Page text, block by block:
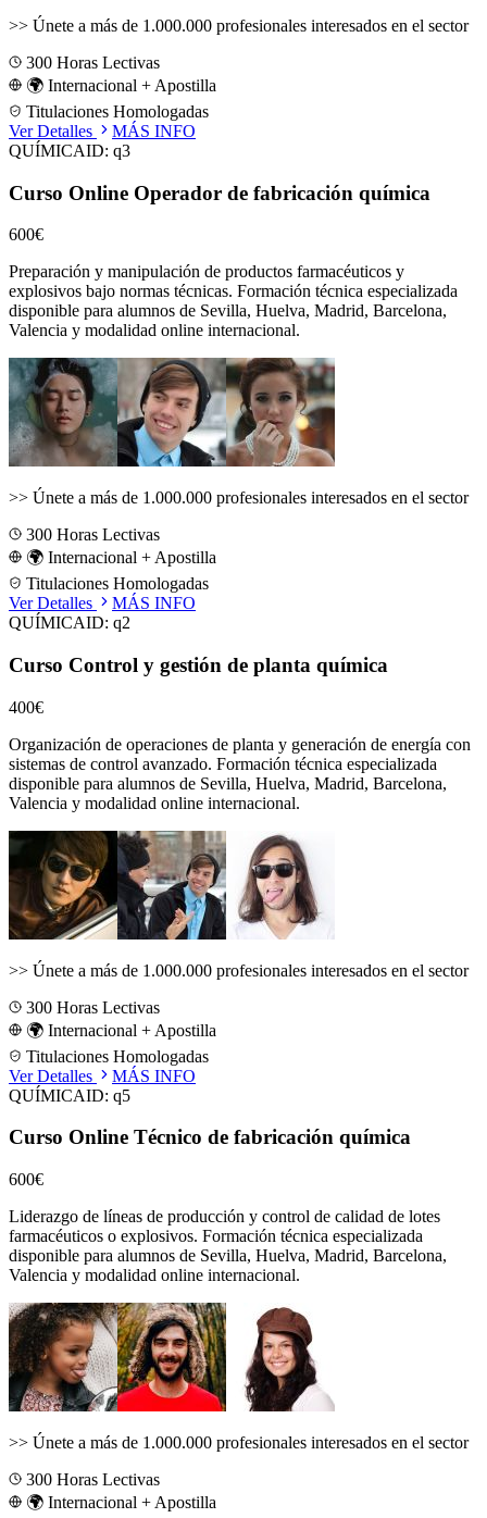
>> Únete a más de 1.000.000 profesionales interesados en el sector
300 Horas Lectivas
🌍 Internacional + Apostilla
Titulaciones Homologadas
Ver Detalles
MÁS INFO
QUÍMICAID: q3
Curso Online Operador de fabricación química
600€
Preparación y manipulación de productos farmacéuticos y
explosivos bajo normas técnicas. Formación técnica especializada
disponible para alumnos de Sevilla, Huelva, Madrid, Barcelona,
Valencia y modalidad online internacional.
>> Únete a más de 1.000.000 profesionales interesados en el sector
300 Horas Lectivas
🌍 Internacional + Apostilla
Titulaciones Homologadas
Ver Detalles
MÁS INFO
QUÍMICAID: q2
Curso Control y gestión de planta química
400€
Organización de operaciones de planta y generación de energía con
sistemas de control avanzado. Formación técnica especializada
disponible para alumnos de Sevilla, Huelva, Madrid, Barcelona,
Valencia y modalidad online internacional.
>> Únete a más de 1.000.000 profesionales interesados en el sector
300 Horas Lectivas
🌍 Internacional + Apostilla
Titulaciones Homologadas
Ver Detalles
MÁS INFO
QUÍMICAID: q5
Curso Online Técnico de fabricación química
600€
Liderazgo de líneas de producción y control de calidad de lotes
farmacéuticos o explosivos. Formación técnica especializada
disponible para alumnos de Sevilla, Huelva, Madrid, Barcelona,
Valencia y modalidad online internacional.
>> Únete a más de 1.000.000 profesionales interesados en el sector
300 Horas Lectivas
🌍 Internacional + Apostilla